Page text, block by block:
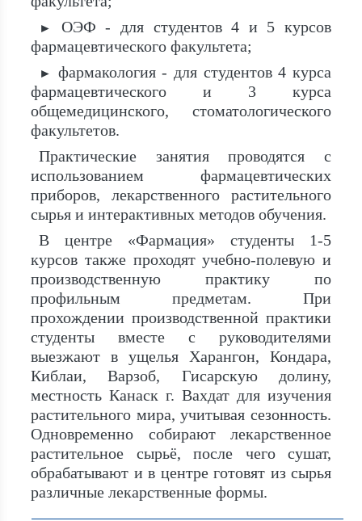
►
ОЭФ - для студентов 4 и 5 курсов
фармацевтического факультета;
►
фармакология - для студентов 4 курса
фармацевтического и 3 курса
общемедицинского, стоматологического
факультетов.
Практические занятия проводятся с
использованием фармацевтических
приборов, лекарственного растительного
сырья и интерактивных методов обучения.
В центре «Фармация» студенты 1-5
курсов также проходят учебно-полевую и
производственную практику по
профильным предметам. При
прохождении производственной практики
студенты вместе с руководителями
выезжают в ущелья Харангон, Кондара,
Киблаи, Варзоб, Гисарскую долину,
местность Канаск г. Вахдат для изучения
растительного мира, учитывая сезонность.
Одновременно собирают лекарственное
растительное сырьё, после чего сушат,
обрабатывают и в центре готовят из сырья
различные лекарственные формы.